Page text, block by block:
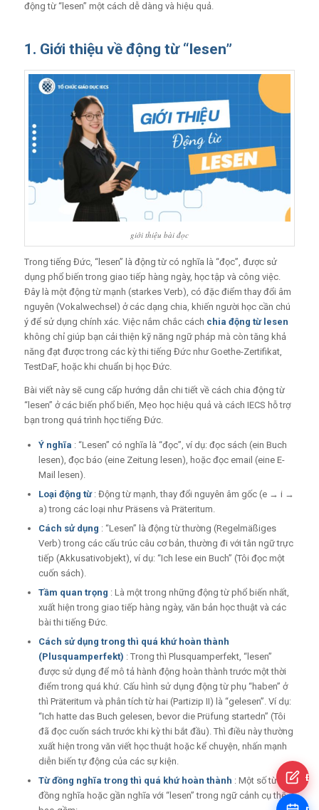
động từ “lesen” một cách dễ dàng và hiệu quả.
1. Giới thiệu về động từ “lesen”
giới thiệu bài đọc
Trong tiếng Đức, “lesen” là động từ có nghĩa là “đọc”, được sử
dụng phổ biến trong giao tiếp hàng ngày, học tập và công việc.
Đây là một động từ mạnh (starkes Verb), có đặc điểm thay đổi âm
nguyên (Vokalwechsel) ở các dạng chia, khiến người học cần chú
ý để sử dụng chính xác. Việc nắm chắc cách chia động từ lesen
không chỉ giúp bạn cải thiện kỹ năng ngữ pháp mà còn tăng khả
năng đạt được trong các kỳ thi tiếng Đức như Goethe-Zertifikat,
TestDaF, hoặc khi chuẩn bị học Đức.
Bài viết này sẽ cung cấp hướng dẫn chi tiết về cách chia động từ
“lesen” ở các biến phổ biến, Mẹo học hiệu quả và cách IECS hỗ trợ
bạn trong quá trình học tiếng Đức.
Ý nghĩa : “Lesen” có nghĩa là “đọc”, ví dụ: đọc sách (ein Buch
lesen), đọc báo (eine Zeitung lesen), hoặc đọc email (eine E-
Mail lesen).
Loại động từ : Động từ mạnh, thay đổi nguyên âm gốc (e → i →
a) trong các loại như Präsens và Präteritum.
Cách sử dụng : “Lesen” là động từ thường (Regelmäßiges
Verb) trong các cấu trúc câu cơ bản, thường đi với tân ngữ trực
tiếp (Akkusativobjekt), ví dụ: “Ich lese ein Buch” (Tôi đọc một
cuốn sách).
Tầm quan trọng : Là một trong những động từ phổ biến nhất,
xuất hiện trong giao tiếp hàng ngày, văn bản học thuật và các
bài thi tiếng Đức.
Cách sử dụng trong thì quá khứ hoàn thành
(Plusquamperfekt) : Trong thì Plusquamperfekt, “lesen”
được sử dụng để mô tả hành động hoàn thành trước một thời
điểm trong quá khứ. Cấu hình sử dụng động từ phụ “haben” ở
thì Präteritum và phân tích từ hai (Partizip II) là “gelesen”. Ví dụ:
“Ich hatte das Buch gelesen, bevor die Prüfung startedn” (Tôi
đã đọc cuốn sách trước khi kỳ thi bắt đầu). Thì điều này thường
xuất hiện trong văn viết học thuật hoặc kể chuyện, nhấn mạnh
diễn biến tự động của các sự kiện.
Từ đồng nghĩa trong thì quá khứ hoàn thành : Một số từ
đồng nghĩa hoặc gần nghĩa với “lesen” trong ngữ cảnh cụ thể